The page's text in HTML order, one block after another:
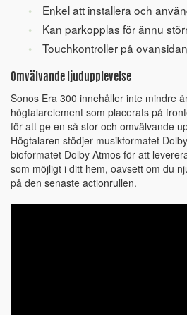
Enkel att installera och
Kan parkopplas för ännu
Touchkontroller på
Omvälvande ljudupplevelse
Sonos Era 300 innehåller inte mindre
högtalarelement som placerats på
för att ge en så stor och omvälvande
Högtalaren stödjer musikformatet
bioformatet Dolby Atmos för att
som möjligt i ditt hem, oavsett om du
på den senaste actionrullen.